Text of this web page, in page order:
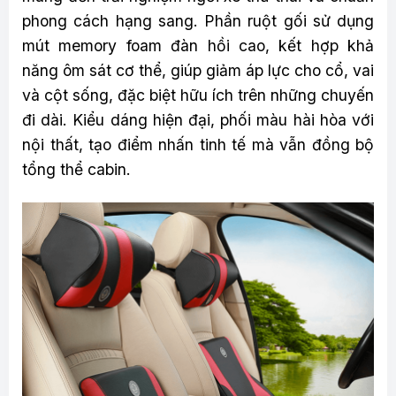
phong cách hạng sang. Phần ruột gối sử dụng
mút memory foam đàn hồi cao, kết hợp khả
năng ôm sát cơ thể, giúp giảm áp lực cho cổ, vai
và cột sống, đặc biệt hữu ích trên những chuyến
đi dài. Kiểu dáng hiện đại, phối màu hài hòa với
nội thất, tạo điểm nhấn tinh tế mà vẫn đồng bộ
tổng thể cabin.